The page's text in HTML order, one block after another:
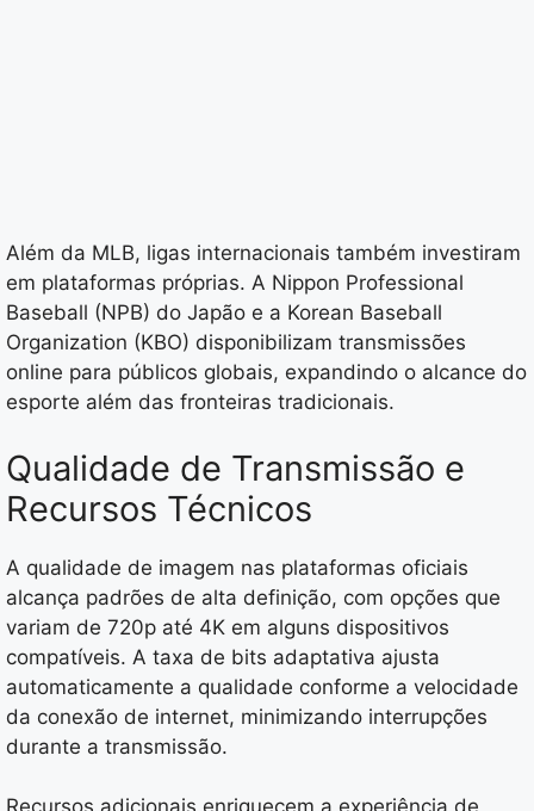
Além da MLB, ligas internacionais também investiram
em plataformas próprias. A Nippon Professional
Baseball (NPB) do Japão e a Korean Baseball
Organization (KBO) disponibilizam transmissões
online para públicos globais, expandindo o alcance do
esporte além das fronteiras tradicionais.
Qualidade de Transmissão e
Recursos Técnicos
A qualidade de imagem nas plataformas oficiais
alcança padrões de alta definição, com opções que
variam de 720p até 4K em alguns dispositivos
compatíveis. A taxa de bits adaptativa ajusta
automaticamente a qualidade conforme a velocidade
da conexão de internet, minimizando interrupções
durante a transmissão.